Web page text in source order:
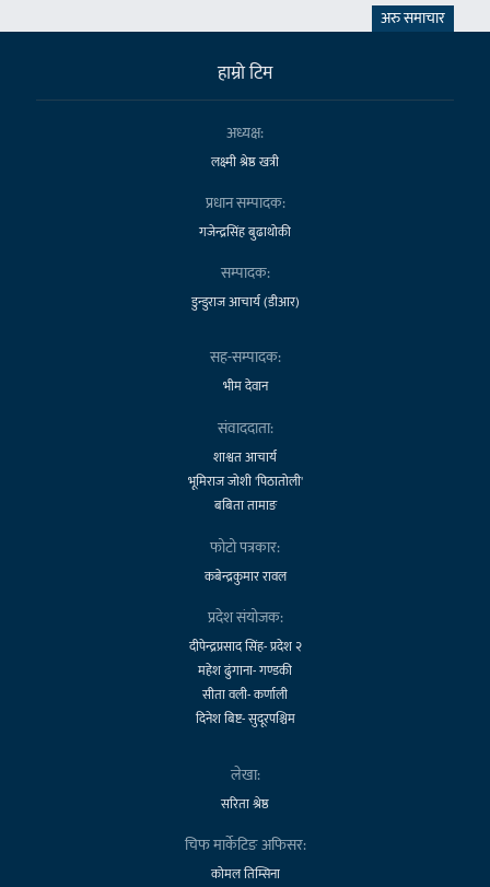
अरु समाचार
हाम्राे टिम
अध्यक्ष:
लक्ष्मी श्रेष्ठ खत्री
प्रधान सम्पादक:
गजेन्द्रसिंह बुढाथोकी
सम्पादक:
डुन्डुराज आचार्य (डीआर)
सह-सम्पादक:
भीम देवान
संवाददाता:
शाश्वत आचार्य
भूमिराज जोशी 'पिठातोली'
बबिता तामाङ
फोटो पत्रकार:
कबेन्द्रकुमार रावल
प्रदेश संयोजक:
दीपेन्द्रप्रसाद सिंह- प्रदेश २
महेश ढुंगाना- गण्डकी
सीता वली- कर्णाली
दिनेश बिष्ट- सुदूरपश्चिम
लेखा:
सरिता श्रेष्ठ
चिफ मार्केटिङ अफिसर:
कोमल तिम्सिना